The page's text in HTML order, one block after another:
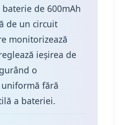
de 600mAh
de un circuit
monitorizează
ieșirea de
o
fără
a bateriei.